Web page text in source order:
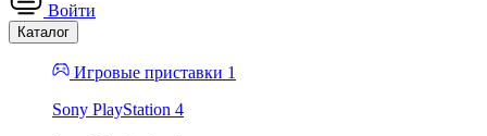
Войти
Каталог
Игровые приставки 1
Sony PlayStation 4